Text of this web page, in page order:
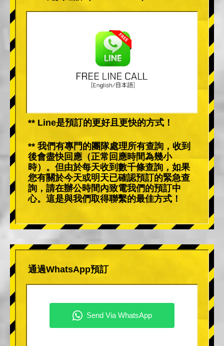
** Line是預訂的更好且更快的方式！
** 我們有專門的團隊處理所有查詢，收到
後會盡快回應（正常回應時間為幾小
時）。但由於每天收到數千條查詢，如果
您有關於今天或明天已確認預訂的緊急查
詢，請在辦公時間內致電我們的預訂中
心。這是與我們取得聯繫的最佳方式！
通過WhatsApp預訂